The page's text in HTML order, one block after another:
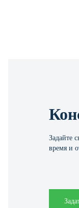
Задайте
время и